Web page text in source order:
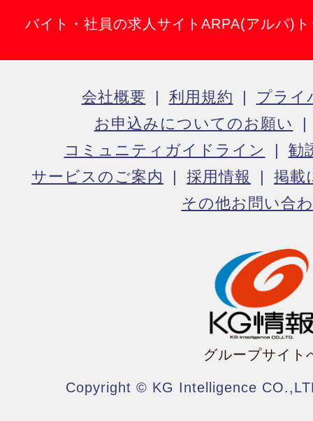
バイト・社員の求人サイトARPA(アルパ)
会社概要 利用規約
プライ
お申込みについてのお願い
コミュニティガイドライン
勧
サービスのご案内
採用情報
掲載
その他お問い合
グループサイト
Copyright © KG Intelligence